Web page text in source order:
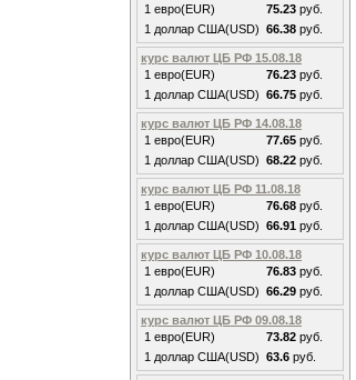
1 евро(EUR)
75.23 руб.
1 доллар США(USD) 66.38 руб.
курс валют ЦБ РФ 15.08.18
1 евро(EUR)
76.23 руб.
1 доллар США(USD) 66.75 руб.
курс валют ЦБ РФ 14.08.18
1 евро(EUR)
77.65 руб.
1 доллар США(USD) 68.22 руб.
курс валют ЦБ РФ 11.08.18
1 евро(EUR)
76.68 руб.
1 доллар США(USD) 66.91 руб.
курс валют ЦБ РФ 10.08.18
1 евро(EUR)
76.83 руб.
1 доллар США(USD) 66.29 руб.
курс валют ЦБ РФ 09.08.18
1 евро(EUR)
73.82 руб.
1 доллар США(USD) 63.6 руб.